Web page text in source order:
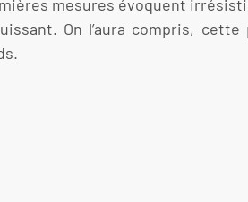
mesures évoquent
On l’aura compris,